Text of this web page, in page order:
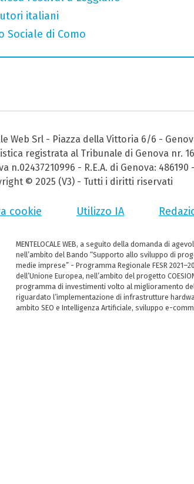
italiani
Sociale di Como
Web Srl - Piazza della Vittoria 6/6 -
registrata al Tribunale di Genova nr.
- R.E.A. di Genova: 486190
© 2025 (V3) - Tutti i diritti riservati
cookie Utilizzo IA
MENTELOCALE WEB, a seguito della domanda di
nell’ambito del Bando “Supporto allo sviluppo di
medie imprese” - Programma Regionale FESR
dell’Unione Europea, nell’ambito del progetto
programma di investimenti volto al miglioramento
riguardato l’implementazione di infrastrutture
ambito SEO e Intelligenza Artificiale, sviluppo e-